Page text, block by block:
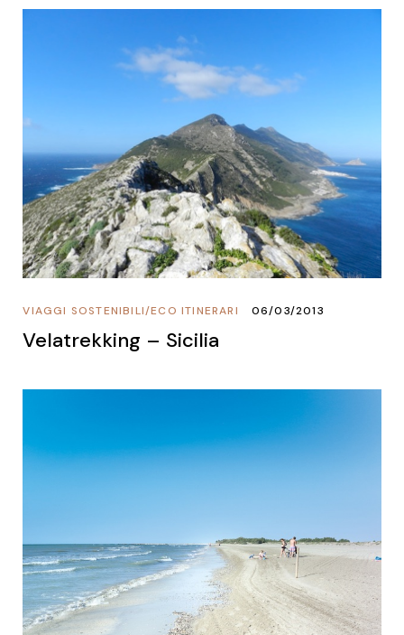
ECO ITINERARI
/
VIAGGI SOSTENIBILI 06/03/2013
Velatrekking – Sicilia